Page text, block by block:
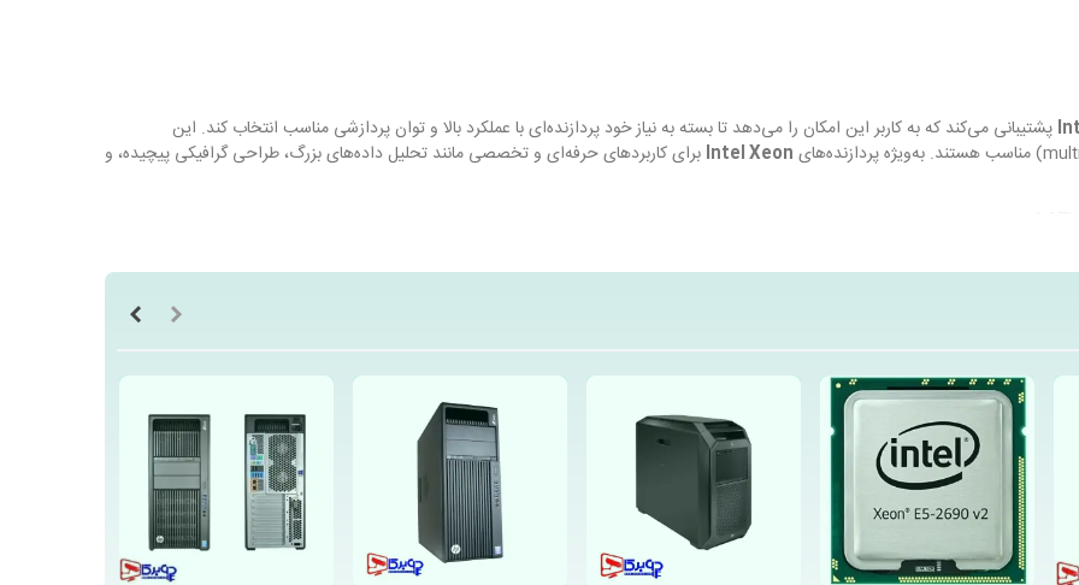
پشتیبانی می‌کند که به کاربر این امکان را می‌دهد تا بسته به نیاز خود پردازنده‌ای با عملکرد بالا و توان پردازشی مناسب انتخاب کند. این
Intel Xeon برای کاربردهای حرفه‌ای و تخصصی مانند تحلیل داده‌های بزرگ، طراحی گرافیکی پیچیده، و
کارت گرافیک‌های مستقلاز برندهای معتبر مانندNVIDIA QuadroوAMD Radeonرا فراهم می‌کند. این کارت‌های
را فراهم می‌کند تا به‌صورت همزمان چندین پروژه را مدیریت کنند.
که می‌تواند تا64 گیگابایت
ارتقا یابد. این ویژگی باعث می‌شود تا عملکرد این دستگاه در پردازش داده‌های بزرگ و بارهای کاری سنگین بسیار روان
در بارگذاری برنامه‌ها و ذخیره‌سازی داده‌ها و همچنینHDDهای حجیم برای ذخیره‌سازی اطلاعات بیشتر، به راحتی وجود دارد.